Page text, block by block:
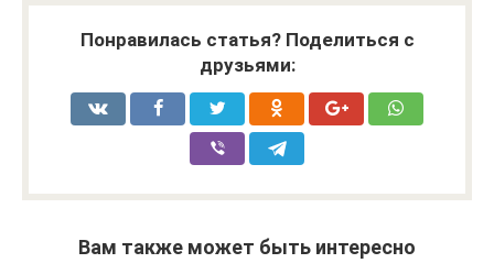
Понравилась статья? Поделиться с
друзьями:
Вам также может быть интересно